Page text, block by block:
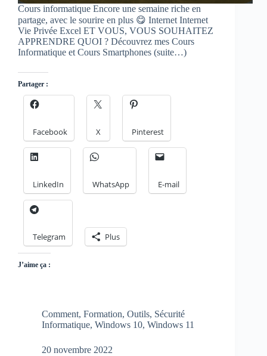
Cours informatique Encore une semaine riche en
partage, avec le sourire en plus 😋 Internet Internet
Vie Privée Excel ET VOUS, VOUS SOUHAITEZ
APPRENDRE QUOI ? Découvrez mes Cours
Informatique et Cours Smartphones (suite…)
Partager :
Facebook X Pinterest
LinkedIn WhatsApp E-mail
Telegram Plus
J’aime ça :
Comment, Formation, Outils, Sécurité
Informatique, Windows 10, Windows 11
20 novembre 2022